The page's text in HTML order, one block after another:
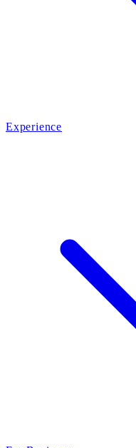
Experience